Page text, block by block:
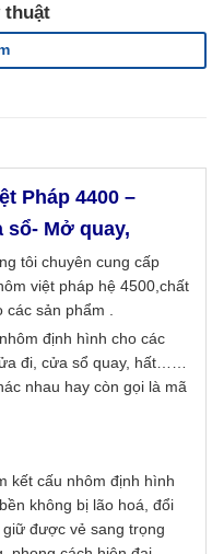
thuật
Pháp 4400 –
sổ- Mở quay,
tôi chuyên cung cấp
việt pháp hệ 4500,chất
sản phẩm .
định hình cho các
đi, cửa sổ quay, hất……
nhau hay còn gọi là mã
kết cấu nhôm định hình
không bị lão hoá, đổi
được vẻ sang trọng